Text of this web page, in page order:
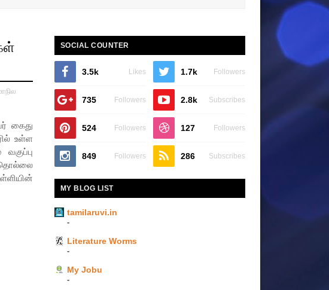
கைது
உள்ள
தொல்லை
SOCIAL COUNTER
3.5k Likes 1.7k Followers
735 Followers 2.8k Subscribes
524 Followers 127 Followers
849 Followers 286 Subscribes
MY BLOG LIST
tamilaruvi.in
-
Literature Worms
-
My Jobu
-